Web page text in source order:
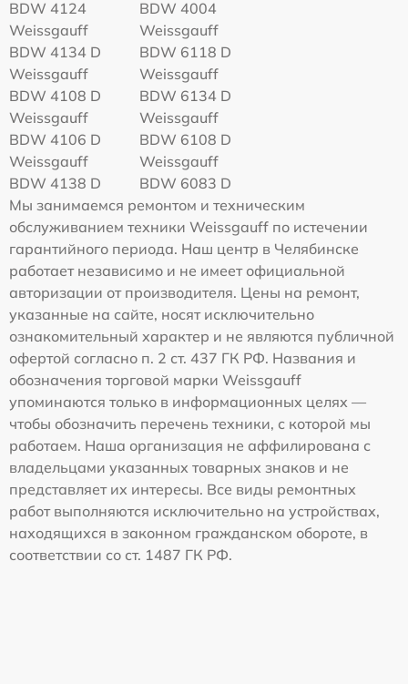
BDW 4124
BDW 4004
Weissgauff
BDW 4134 D
Weissgauff
BDW 6118 D
Weissgauff
BDW 4108 D
Weissgauff
BDW 6134 D
Weissgauff
BDW 4106 D
Weissgauff
BDW 6108 D
Weissgauff
BDW 4138 D
Weissgauff
BDW 6083 D
Мы занимаемся ремонтом и техническим
обслуживанием техники Weissgauff по истечении
гарантийного периода. Наш центр в Челябинске
работает независимо и не имеет официальной
авторизации от производителя. Цены на ремонт,
указанные на сайте, носят исключительно
ознакомительный характер и не являются публичной
офертой согласно п. 2 ст. 437 ГК РФ. Названия и
обозначения торговой марки Weissgauff
упоминаются только в информационных целях —
чтобы обозначить перечень техники, с которой мы
работаем. Наша организация не аффилирована с
владельцами указанных товарных знаков и не
представляет их интересы. Все виды ремонтных
работ выполняются исключительно на устройствах,
находящихся в законном гражданском обороте, в
соответствии со ст. 1487 ГК РФ.